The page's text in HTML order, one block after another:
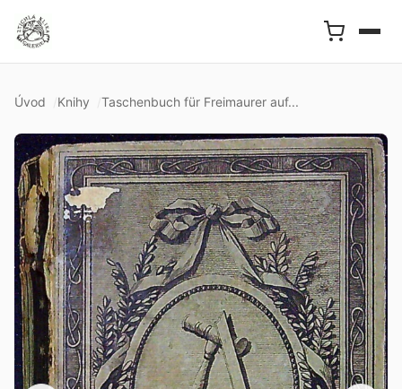
Úvod Knihy Taschenbuch für Freimaurer auf...